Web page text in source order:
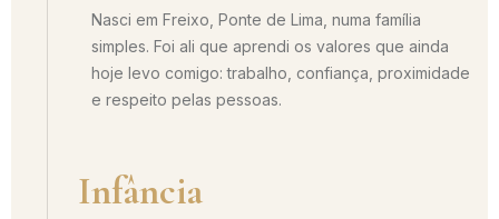
Nasci em Freixo, Ponte de Lima, numa família
simples. Foi ali que aprendi os valores que ainda
hoje levo comigo: trabalho, confiança, proximidade
e respeito pelas pessoas.
Infância